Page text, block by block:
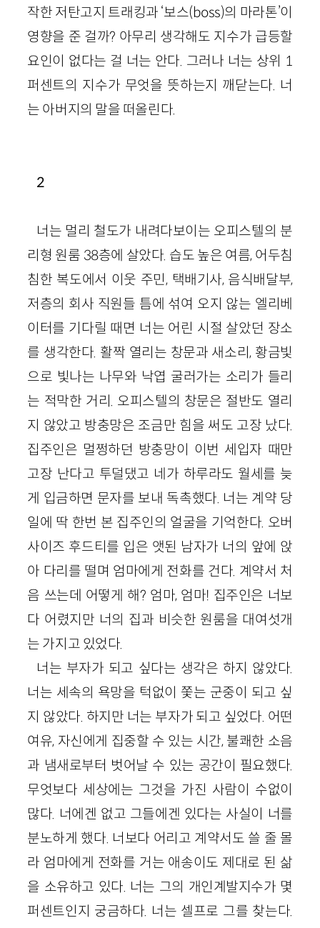
작한 저탄고지 트래킹과 ‘보스(boss)의 마라톤’이
영향을 준 걸까? 아무리 생각해도 지수가 급등할
요인이 없다는 걸 너는 안다. 그러나 너는 상위 1
퍼센트의 지수가 무엇을 뜻하는지 깨닫는다. 너
는 아버지의 말을 떠올린다.
2
너는 멀리 철도가 내려다보이는 오피스텔의 분
리형 원룸 38층에 살았다. 습도 높은 여름, 어두침
침한 복도에서 이웃 주민, 택배기사, 음식배달부,
저층의 회사 직원들 틈에 섞여 오지 않는 엘리베
이터를 기다릴 때면 너는 어린 시절 살았던 장소
를 생각한다. 활짝 열리는 창문과 새소리, 황금빛
으로 빛나는 나무와 낙엽 굴러가는 소리가 들리
는 적막한 거리. 오피스텔의 창문은 절반도 열리
지 않았고 방충망은 조금만 힘을 써도 고장 났다.
집주인은 멀쩡하던 방충망이 이번 세입자 때만
고장 난다고 투덜댔고 네가 하루라도 월세를 늦
게 입금하면 문자를 보내 독촉했다. 너는 계약 당
일에 딱 한번 본 집주인의 얼굴을 기억한다. 오버
사이즈 후드티를 입은 앳된 남자가 너의 앞에 앉
아 다리를 떨며 엄마에게 전화를 건다. 계약서 처
음 쓰는데 어떻게 해? 엄마, 엄마! 집주인은 너보
다 어렸지만 너의 집과 비슷한 원룸을 대여섯개
는 가지고 있었다.
너는 부자가 되고 싶다는 생각은 하지 않았다.
너는 세속의 욕망을 턱없이 쫓는 군중이 되고 싶
지 않았다. 하지만 너는 부자가 되고 싶었다. 어떤
여유, 자신에게 집중할 수 있는 시간, 불쾌한 소음
과 냄새로부터 벗어날 수 있는 공간이 필요했다.
무엇보다 세상에는 그것을 가진 사람이 수없이
많다. 너에겐 없고 그들에겐 있다는 사실이 너를
분노하게 했다. 너보다 어리고 계약서도 쓸 줄 몰
라 엄마에게 전화를 거는 애송이도 제대로 된 삶
을 소유하고 있다. 너는 그의 개인계발지수가 몇
퍼센트인지 궁금하다. 너는 셀프로 그를 찾는다.